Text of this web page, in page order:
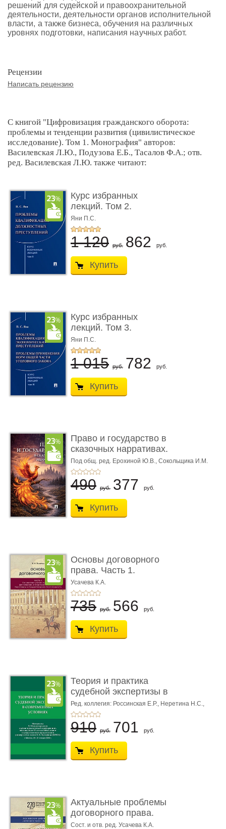
решений для судейской и правоохранительной
деятельности, деятельности органов исполнительной
власти, а также бизнеса, обучения на различных
уровнях подготовки, написания научных работ.
Рецензии
Написать рецензию
С книгой "Цифровизация гражданского оборота:
проблемы и тенденции развития (цивилистическое
исследование). Том 1. Монография" авторов:
Василевская Л.Ю., Подузова Е.Б., Тасалов Ф.А.; отв.
ред. Василевская Л.Ю. также читают:
Курс избранных
лекций. Том 2.
Проблемы квалифик ...
Яни П.С.
1 120 руб. 862 руб.
Купить
Курс избранных
лекций. Том 3.
Проблемы квалифик ...
Яни П.С.
1 015 руб. 782 руб.
Купить
Право и государство в
сказочных нарративах.
Мо ...
Под общ. ред. Ерохиной Ю.В., Сокольщика И.М.
490 руб. 377 руб.
Купить
Основы договорного
права. Часть 1.
Становление ...
Усачева К.А.
735 руб. 566 руб.
Купить
Теория и практика
судебной экспертизы в
совре� ...
Ред. коллегия: Россинская Е.Р., Неретина Н.С.,
Чернявская М.С.
910 руб. 701 руб.
Купить
Актуальные проблемы
договорного права.
Выпуск ...
Сост. и отв. ред. Усачева К.А.